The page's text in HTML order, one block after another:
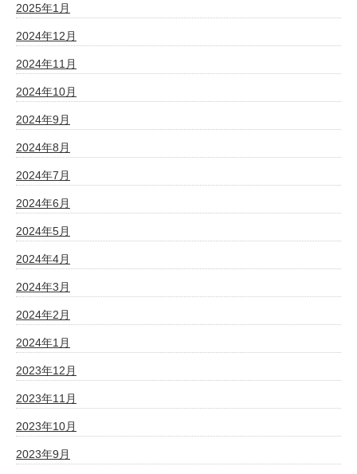
2025年1月
2024年12月
2024年11月
2024年10月
2024年9月
2024年8月
2024年7月
2024年6月
2024年5月
2024年4月
2024年3月
2024年2月
2024年1月
2023年12月
2023年11月
2023年10月
2023年9月